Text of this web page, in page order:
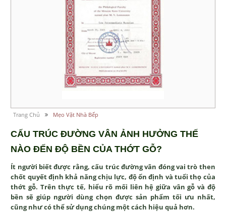
Trang Chủ Mẹo Vặt Nhà Bếp
CẤU TRÚC ĐƯỜNG VÂN ẢNH HƯỞNG THẾ
NÀO ĐẾN ĐỘ BỀN CỦA THỚT GỖ?
Ít người biết được rằng, cấu trúc đường vân đóng vai trò then
chốt quyết định khả năng chịu lực, độ ổn định và tuổi thọ của
thớt gỗ. Trên thực tế, hiểu rõ mối liên hệ giữa vân gỗ và độ
bền sẽ giúp người dùng chọn được sản phẩm tối ưu nhất,
cũng như có thể sử dụng chúng một cách hiệu quả hơn.